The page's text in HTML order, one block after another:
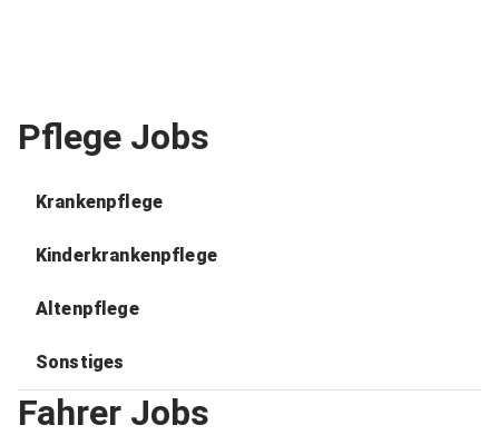
Pflege Jobs
Krankenpflege
Kinderkrankenpflege
Altenpflege
Sonstiges
Fahrer Jobs